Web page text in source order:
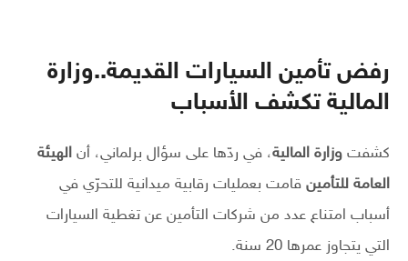
رفض تأمين السيارات القديمة..وزارة
المالية تكشف الأسباب
كشفت وزارة المالية، في ردّها على سؤال برلماني، أن الهيئة
العامة للتأمين قامت بعمليات رقابية ميدانية للتحرّي في
أسباب امتناع عدد من شركات التأمين عن تغطية السيارات
التي يتجاوز عمرها 20 سنة.